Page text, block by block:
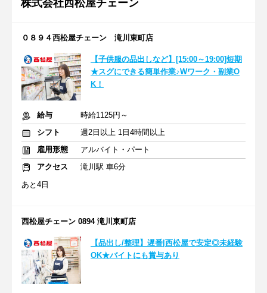
株式会社西松屋チェーン
０８９４西松屋チェーン 滝川東町店
【子供服の品出しなど】[15:00～19:00]短期
★スグにできる簡単作業♪Wワーク・副業O
K！
給与
時給1125円～
シフト
週2日以上 1日4時間以上
雇用形態
アルバイト・パート
アクセス
滝川駅 車6分
あと4日
西松屋チェーン 0894 滝川東町店
【品出し/整理】遅番|西松屋で安定◎未経験
OK★バイトにも賞与あり